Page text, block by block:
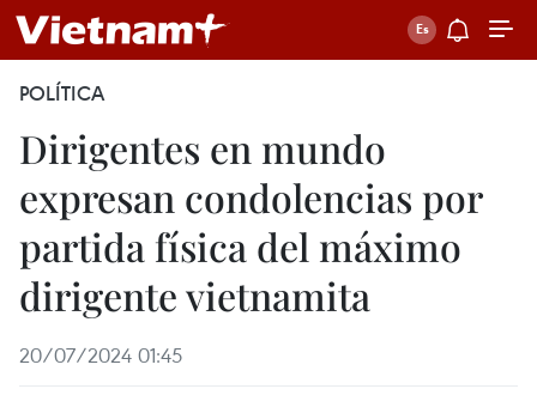
POLÍTICA
Dirigentes en mundo
expresan condolencias por
partida física del máximo
dirigente vietnamita
20/07/2024 01:45